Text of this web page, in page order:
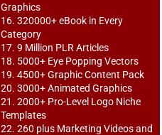
Graphics
16. 320000+ eBook in Every
Category
17. 9 Million PLR Articles
18. 5000+ Eye Popping Vectors
19. 4500+ Graphic Content Pack
20. 3000+ Animated Graphics
21. 2000+ Pro-Level Logo Niche
Templates
22. 260 plus Marketing Videos and